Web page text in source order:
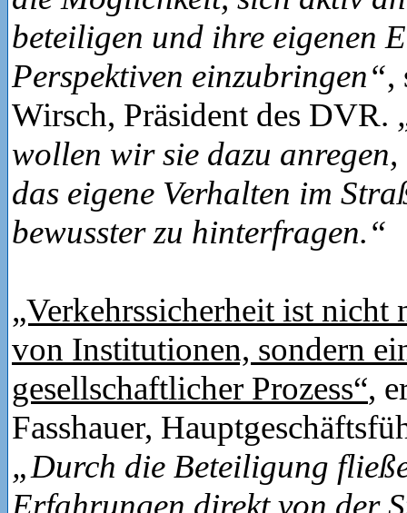
beteiligen und ihre eigenen
Perspektiven einzubringen“,
Wirsch, Präsident des DVR.
wollen wir sie dazu
das eigene Verhalten im
bewusster zu hinterfragen.“
„Verkehrssicherheit ist nicht
von Institutionen, sondern
gesellschaftlicher Prozess“,
Fasshauer,
„Durch die Beteiligung
Erfahrungen direkt von der